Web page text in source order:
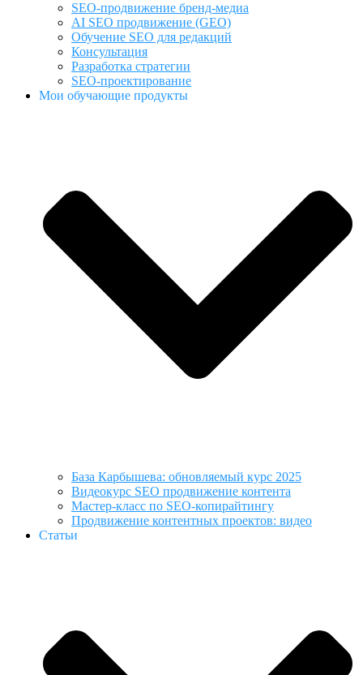
SEO-продвижение бренд-медиа
AI SEO продвижение (GEO)
Обучение SEO для редакций
Консультация
Разработка стратегии
SEO-проектирование
Мои обучающие продукты
База Карбышева: обновляемый курс 2025
Видеокурс SEO продвижение контента
Мастер-класс по SEO-копирайтингу
Продвижение контентных проектов: видео
Статьи